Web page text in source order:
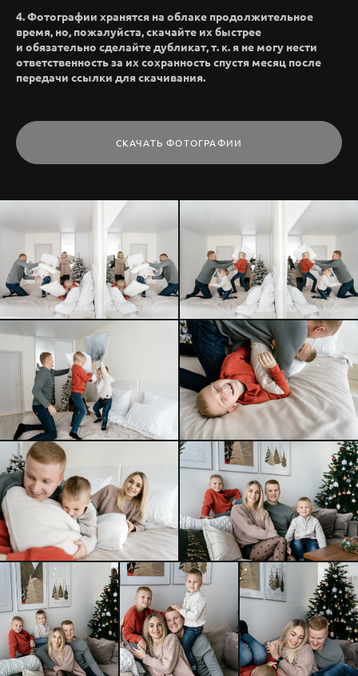
4. Фотографии хранятся на облаке продолжительное
время, но, пожалуйста, скачайте их быстрее
и обязательно сделайте дубликат, т. к. я не могу нести
ответственность за их сохранность спустя месяц после
передачи ссылки для скачивания.
СКАЧАТЬ ФОТОГРАФИИ